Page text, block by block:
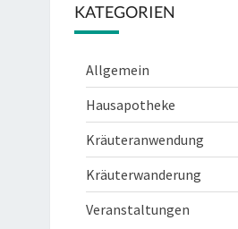
KATEGORIEN
Allgemein
Hausapotheke
Kräuteranwendung
Kräuterwanderung
Veranstaltungen